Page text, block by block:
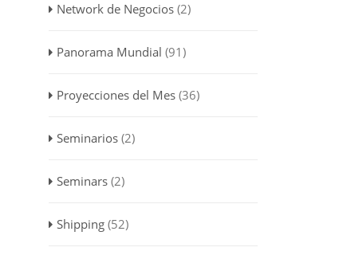
Network de Negocios(2)
Panorama Mundial (91)
Proyecciones del Mes(36)
Seminarios(2)
Seminars(2)
Shipping(52)